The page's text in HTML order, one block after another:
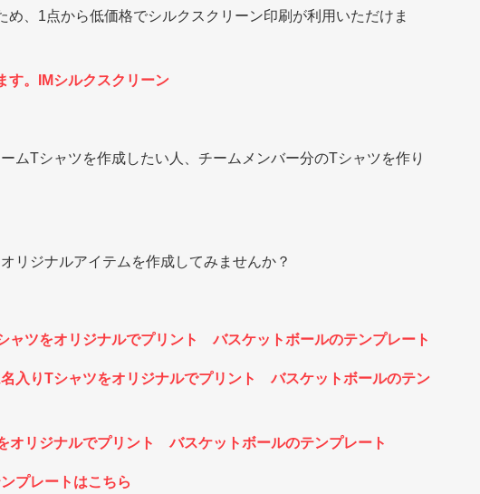
、1点から低価格でシルクスクリーン印刷が利用いただけま
す。IMシルクスクリーン
ムTシャツを作成したい人、チームメンバー分のTシャツを作り
リジナルアイテムを作成してみませんか？
ャツをオリジナルでプリント バスケットボールのテンプレート
入りTシャツをオリジナルでプリント バスケットボールのテン
オリジナルでプリント バスケットボールのテンプレート
プレートはこちら